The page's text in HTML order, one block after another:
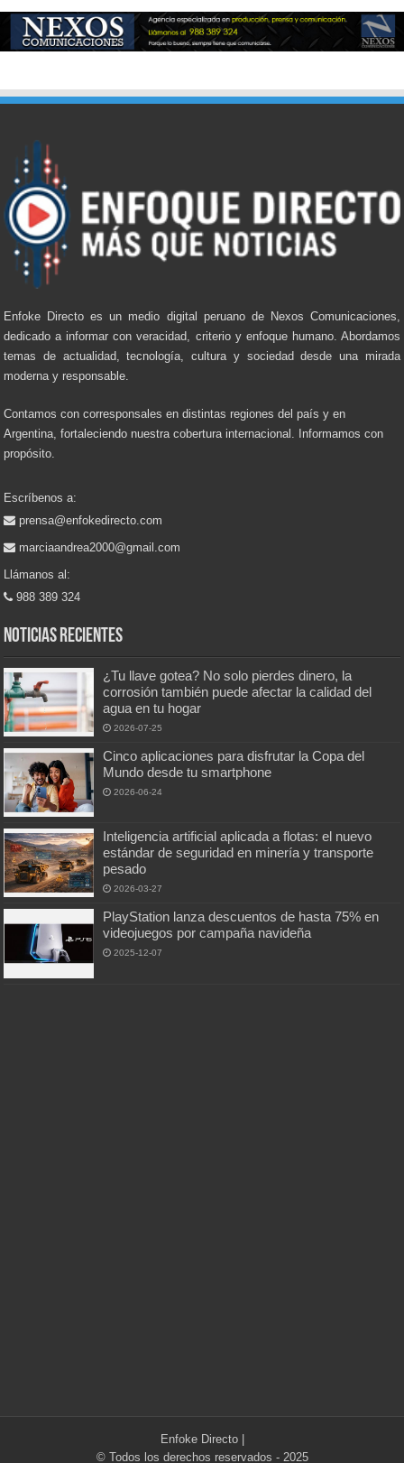
Enfoke Directo es un medio digital peruano de Nexos Comunicaciones,
dedicado a informar con veracidad, criterio y enfoque humano. Abordamos
temas de actualidad, tecnología, cultura y sociedad desde una mirada
moderna y responsable.
Contamos con corresponsales en distintas regiones del país y en
Argentina, fortaleciendo nuestra cobertura internacional. Informamos con
propósito.
Escríbenos a:
prensa@enfokedirecto.com
marciaandrea2000@gmail.com
Llámanos al:
988 389 324
Noticias recientes
¿Tu llave gotea? No solo pierdes dinero, la
corrosión también puede afectar la calidad del
agua en tu hogar
2026-07-25
Cinco aplicaciones para disfrutar la Copa del
Mundo desde tu smartphone
2026-06-24
Inteligencia artificial aplicada a flotas: el nuevo
estándar de seguridad en minería y transporte
pesado
2026-03-27
PlayStation lanza descuentos de hasta 75% en
videojuegos por campaña navideña
2025-12-07
Enfoke Directo|
© Todos los derechos reservados - 2025